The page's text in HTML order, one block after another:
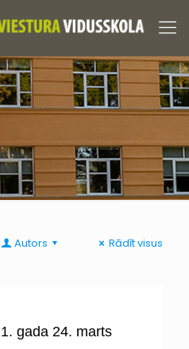
Autors Rādīt visus
gada 24. marts